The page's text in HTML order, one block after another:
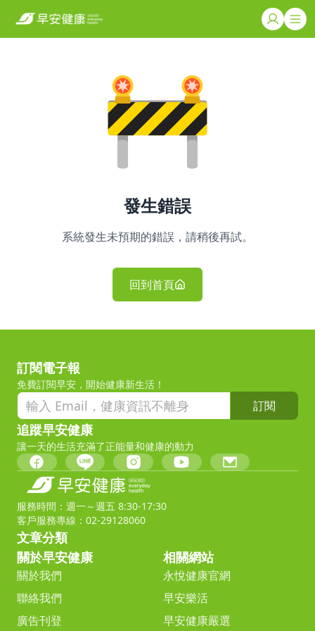
發生錯誤
系統發生未預期的錯誤，請稍後再試。
回到首頁
訂閱電子報
免費訂閱早安，開始健康新生活！
訂閱
追蹤早安健康
讓一天的生活充滿了正能量和健康的動力
服務時間：週一～週五 8:30-17:30
客戶服務專線：02-29128060
文章分類
關於早安健康
關於我們
聯絡我們
廣告刊登
相關網站
永悅健康官網
早安樂活
早安健康嚴選